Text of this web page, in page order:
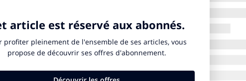
quitter le stade, ont demandé les organisateurs dansun communiqué
ampleur n’était pas connue en début de soirée.